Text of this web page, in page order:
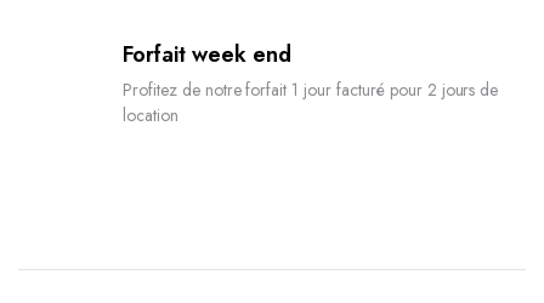
Forfait week end
Profitez de notre forfait 1 jour facturé pour 2 jours de
location